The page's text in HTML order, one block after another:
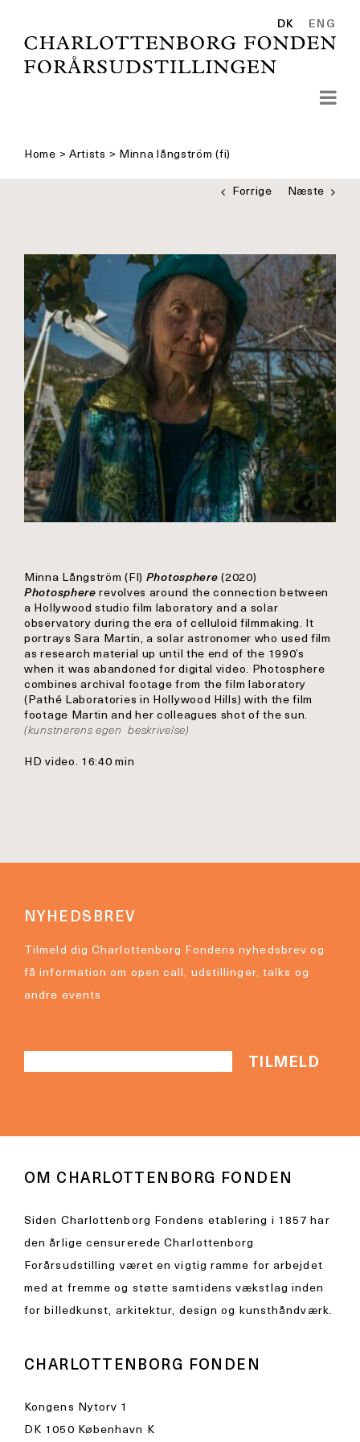
content
DK ENG
Home > Artists > Minna långström (fi)
Forrige Næste
Se
større
billede
Minna Långström (FI) Photosphere (2020)
Photosphere revolves around the connection between
a Hollywood studio film laboratory and a solar
observatory during the era of celluloid filmmaking. It
portrays Sara Martin, a solar astronomer who used film
as research material up until the end of the 1990’s
when it was abandoned for digital video. Photosphere
combines archival footage from the film laboratory
(Pathé Laboratories in Hollywood Hills) with the film
footage Martin and her colleagues shot of the sun.
(kunstnerens egen beskrivelse)
HD video. 16:40 min
NYHEDSBREV
Tilmeld dig Charlottenborg Fondens nyhedsbrev og
få information om open call, udstillinger, talks og
andre events
OM CHARLOTTENBORG FONDEN
Siden Charlottenborg Fondens etablering i 1857 har
den årlige censurerede Charlottenborg
Forårsudstilling været en vigtig ramme for arbejdet
med at fremme og støtte samtidens vækstlag inden
for billedkunst, arkitektur, design og kunsthåndværk.
CHARLOTTENBORG FONDEN
Kongens Nytorv 1
DK 1050 København K